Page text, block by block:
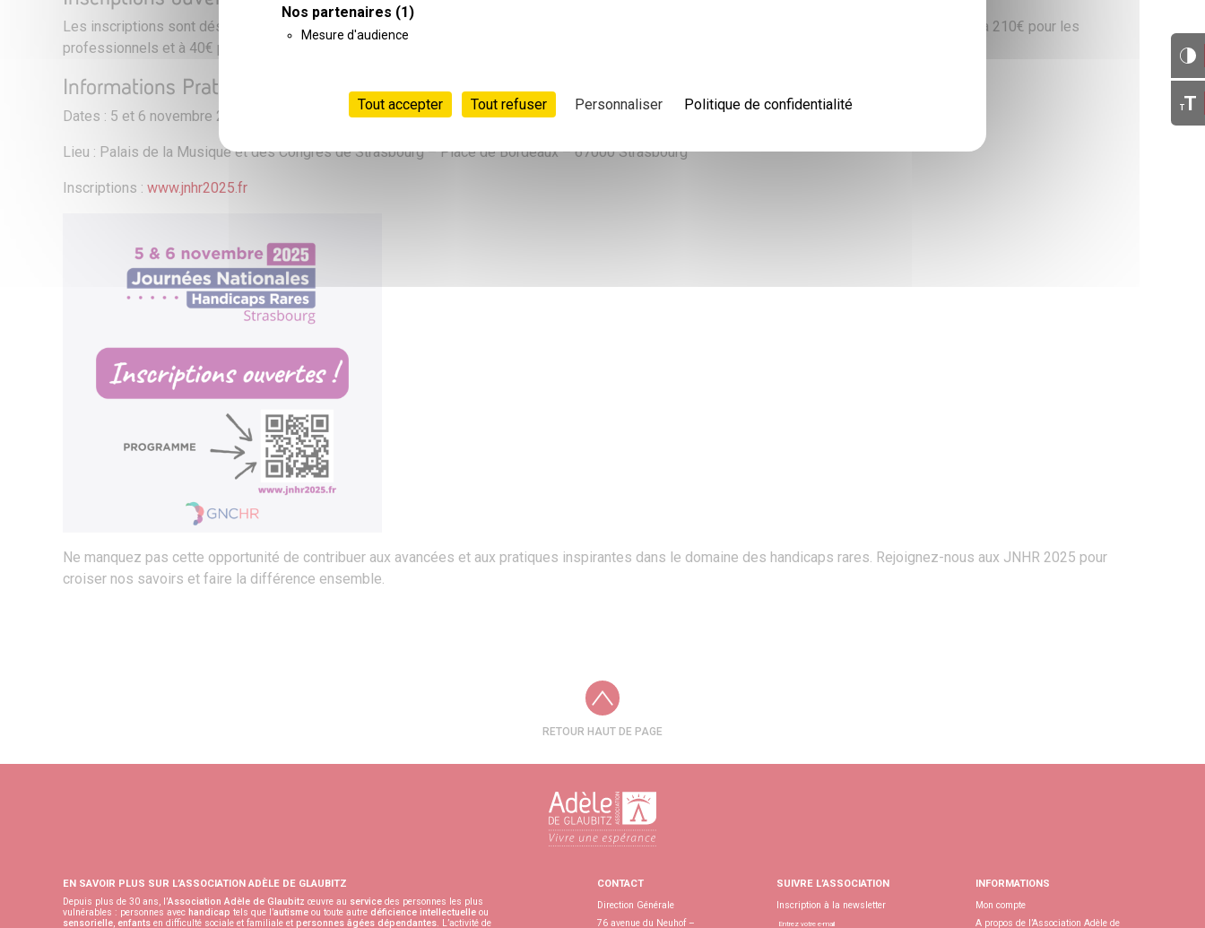
Nos partenaires (1)
Mesure d'audience
Tout accepter Tout refuser Personnaliser Politique de confidentialité TT
Les inscriptions sont désormais ouvertes jusqu’au 16 octobre 2025. Les frais pédagogiques pour les deux jours, incluant les déjeuners, sont fixés à 210€ pour les
professionnels et à 40€ pour les familles, personnes en situation de handicap, étudiants et chômeurs.
Informations Pratiques
Dates : 5 et 6 novembre 2025
Lieu : Palais de la Musique et des Congrès de Strasbourg – Place de Bordeaux – 67000 Strasbourg
Inscriptions : www.jnhr2025.fr
Ne manquez pas cette opportunité de contribuer aux avancées et aux pratiques inspirantes dans le domaine des handicaps rares. Rejoignez-nous aux JNHR 2025 pour
croiser nos savoirs et faire la différence ensemble.
RETOUR HAUT DE PAGE
EN SAVOIR PLUS SUR L’ASSOCIATION ADÈLE DE GLAUBITZ
Depuis plus de 30 ans, l’Association Adèle de Glaubitz œuvre au servicedes personnes les plus
vulnérables : personnes avec handicap tels que l’autismeou toute autredéficience intellectuelle ou
sensorielle, enfants en difficulté sociale et familiale et personnes âgées dépendantes. L’activité de
CONTACT
Direction Générale
76 avenue du Neuhof –
SUIVRE L’ASSOCIATION
Inscription à la newsletter
INFORMATIONS
Mon compte
A propos de l’Association Adèle de